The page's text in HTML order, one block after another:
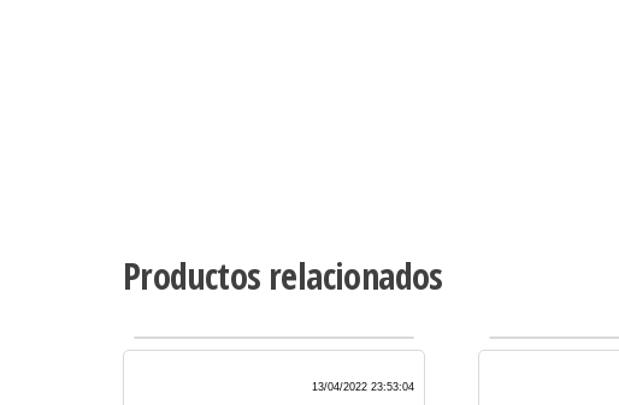
Productos relacionados
13/04/2022 23:53:04